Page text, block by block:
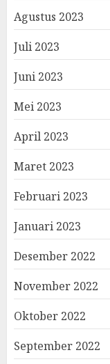
Agustus 2023
Juli 2023
Juni 2023
Mei 2023
April 2023
Maret 2023
Februari 2023
Januari 2023
Desember 2022
November 2022
Oktober 2022
September 2022